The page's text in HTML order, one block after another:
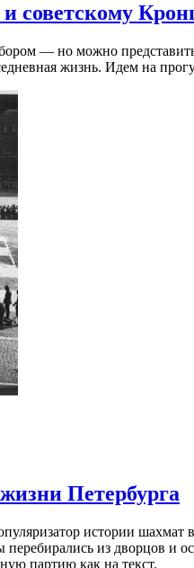
советскому
— но можно представить
жизнь. Идем на
Петербурга
истории
из дворцов и
партию как на текст.